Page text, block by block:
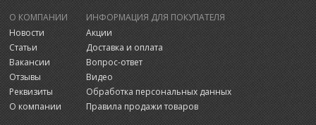
О КОМПАНИИ
Новости
Статьи
Вакансии
Отзывы
Реквизиты
О компании
ИНФОРМАЦИЯ ДЛЯ ПОКУПАТЕЛЯ
Акции
Доставка и оплата
Вопрос-ответ
Видео
Обработка персональных данных
Правила продажи товаров